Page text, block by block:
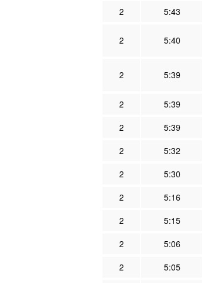
2
5:43
2 5:40
2 5:39
2
5:39
2
5:39
2
5:32
2
5:30
2
5:16
2
5:15
2
5:06
2
5:05